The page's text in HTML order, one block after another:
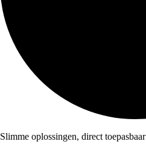
Slimme oplossingen, direct toepasbaar